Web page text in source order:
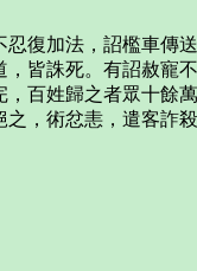
復加法，詔檻車傳
皆誅死。有詔赦寵不
百姓歸之者眾十餘
，術忿恚，遣客詐殺